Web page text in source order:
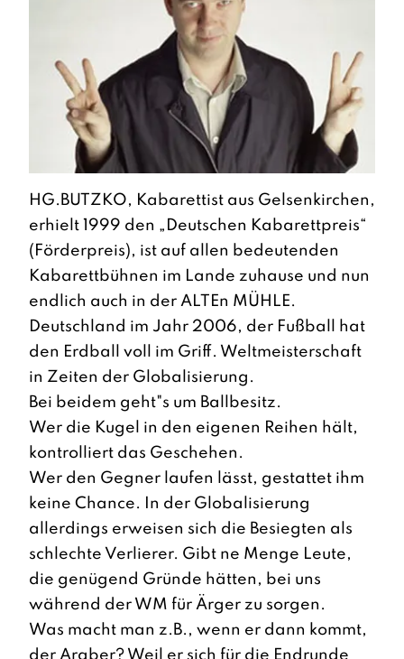
HG.BUTZKO, Kabarettist aus Gelsenkirchen,
erhielt 1999 den „Deutschen Kabarettpreis“
(Förderpreis), ist auf allen bedeutenden
Kabarettbühnen im Lande zuhause und nun
endlich auch in der ALTEn MÜHLE.
Deutschland im Jahr 2006, der Fußball hat
den Erdball voll im Griff. Weltmeisterschaft
in Zeiten der Globalisierung.
Bei beidem geht"s um Ballbesitz.
Wer die Kugel in den eigenen Reihen hält,
kontrolliert das Geschehen.
Wer den Gegner laufen lässt, gestattet ihm
keine Chance. In der Globalisierung
allerdings erweisen sich die Besiegten als
schlechte Verlierer. Gibt ne Menge Leute,
die genügend Gründe hätten, bei uns
während der WM für Ärger zu sorgen.
Was macht man z.B., wenn er dann kommt,
der Araber? Weil er sich für die Endrunde